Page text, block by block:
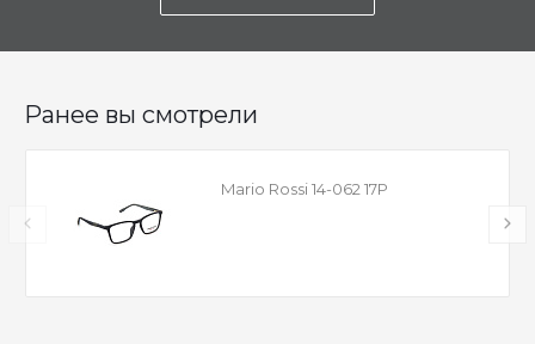
Ранее вы смотрели
Mario Rossi 14-062 17P